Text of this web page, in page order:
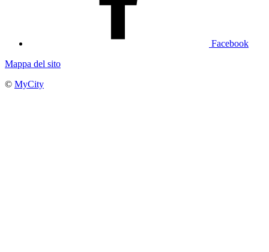
Facebook
Mappa del sito
© MyCity